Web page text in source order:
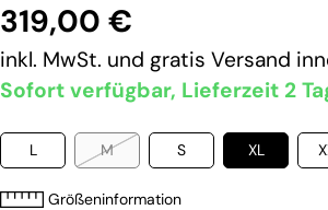
319,00 €
inkl. MwSt. und gratis Versand
Sofort verfügbar, Lieferzeit 2
L M S XL
Größeninformation